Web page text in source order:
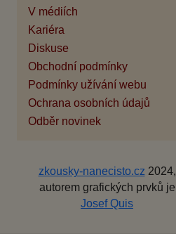
V médiích
Kariéra
Diskuse
Obchodní podmínky
Podmínky užívání webu
Ochrana osobních údajů
Odběr novinek
zkousky-nanecisto.cz 2024,
autorem grafických prvků je
Josef Quis